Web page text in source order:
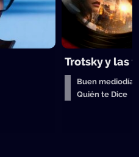
Trotsky y las
Buen mediodía
Quién te Dice